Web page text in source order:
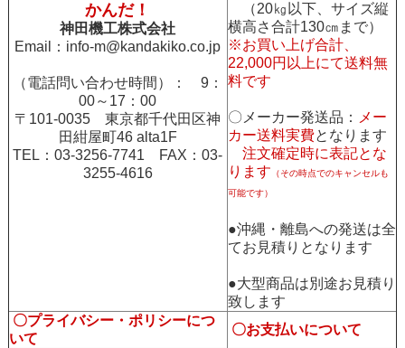
かんだ！
神田機工株式会社
Email： info-m@kandakiko.co.jp
（電話問い合わせ時間）： 9：
00～17：00
〒101-0035 東京都千代田区神
田紺屋町46 alta1F
TEL：03-3256-7741 FAX：03-
3255-4616
（20㎏以下、サイズ縦
横高さ合計130㎝まで）
※お買い上げ合計、
22,000円以上にて送料無
料です
〇メーカー発送品：
メー
カー送料実費となります
注文確定時に表記とな
ります （その時点でのキャンセルも
可能です）
●沖縄・離島への発送は全
てお見積りとなります
●大型商品は別途お見積り
致します
〇プライバシー・ポリシーにつ
いて
〇お支払いについて